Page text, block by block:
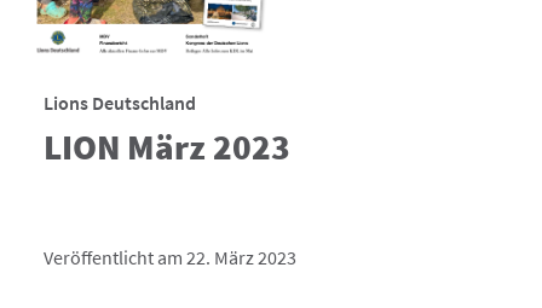
Lions Deutschland
LION März 2023
Veröffentlicht am 22. März 2023